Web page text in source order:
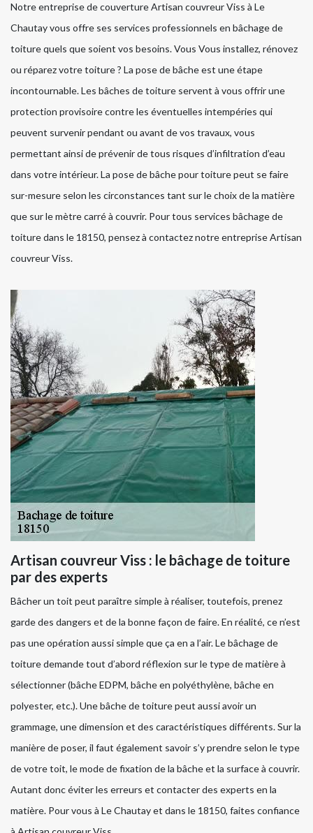
Notre entreprise de couverture Artisan couvreur Viss à Le
Chautay vous offre ses services professionnels en bâchage de
toiture quels que soient vos besoins. Vous Vous installez, rénovez
ou réparez votre toiture ? La pose de bâche est une étape
incontournable. Les bâches de toiture servent à vous offrir une
protection provisoire contre les éventuelles intempéries qui
peuvent survenir pendant ou avant de vos travaux, vous
permettant ainsi de prévenir de tous risques d’infiltration d’eau
dans votre intérieur. La pose de bâche pour toiture peut se faire
sur-mesure selon les circonstances tant sur le choix de la matière
que sur le mètre carré à couvrir. Pour tous services bâchage de
toiture dans le 18150, pensez à contactez notre entreprise Artisan
couvreur Viss.
Artisan couvreur Viss : le bâchage de toiture
par des experts
Bâcher un toit peut paraître simple à réaliser, toutefois, prenez
garde des dangers et de la bonne façon de faire. En réalité, ce n’est
pas une opération aussi simple que ça en a l’air. Le bâchage de
toiture demande tout d’abord réflexion sur le type de matière à
sélectionner (bâche EDPM, bâche en polyéthylène, bâche en
polyester, etc.). Une bâche de toiture peut aussi avoir un
grammage, une dimension et des caractéristiques différents. Sur la
manière de poser, il faut également savoir s’y prendre selon le type
de votre toit, le mode de fixation de la bâche et la surface à couvrir.
Autant donc éviter les erreurs et contacter des experts en la
matière. Pour vous à Le Chautay et dans le 18150, faites confiance